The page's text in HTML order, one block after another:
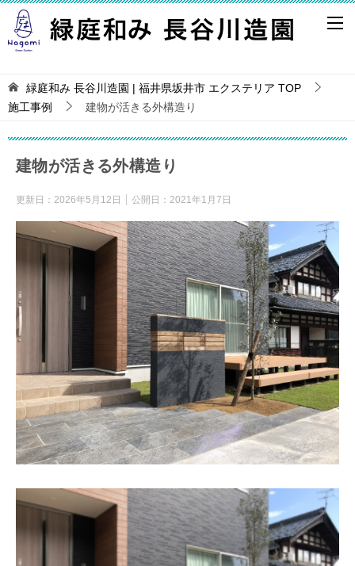
緑庭和み 長谷川造園 | 福井県坂井市 エクステリア TOP
施工事例
建物が活きる外構造り
建物が活きる外構造り
更新日： 2026年5月12日 公開日： 2021年1月7日